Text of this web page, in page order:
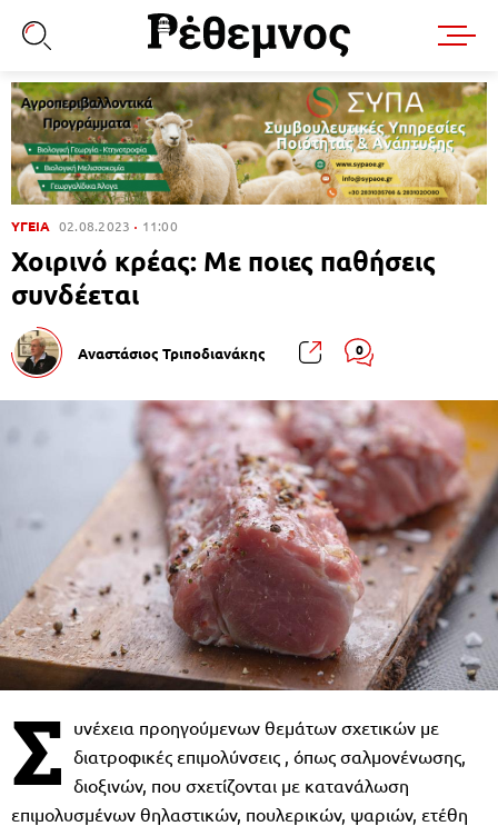
ΥΓΕΙΑ 02.08.2023 11:00
Χοιρινό κρέας: Με ποιες παθήσεις
συνδέεται
Αναστάσιος Τριποδιανάκης 0
Σ υνέχεια προηγούμενων θεμάτων σχετικών με
διατροφικές επιμολύνσεις , όπως σαλμονένωσης,
διοξινών, που σχετίζονται με κατανάλωση
επιμολυσμένων θηλαστικών, πουλερικών, ψαριών, ετέθη